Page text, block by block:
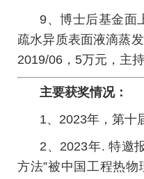
9、博士后基金面
疏水异质表面液滴蒸
2019/06，5万元，主持
主要获奖情况：
1、2023年，第十
2、2023年. 特邀
方法”被中国工程热